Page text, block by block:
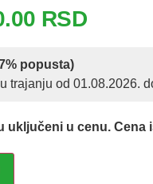
RSDTrenutna
290.00
popusta)
trajanju od 01.08.2026.
uključeni u cenu.